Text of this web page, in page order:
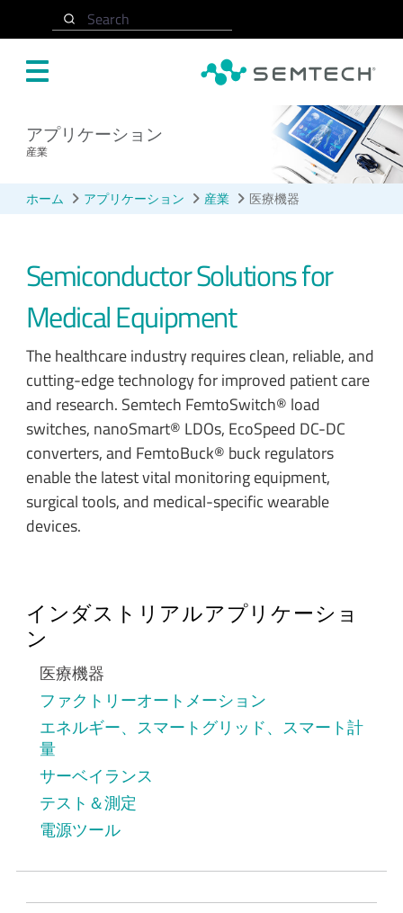
Search
アプリケーション
産業
ホーム アプリケーション 産業 医療機器
Semiconductor Solutions for
Medical Equipment
The healthcare industry requires clean, reliable, and
cutting-edge technology for improved patient care
and research. Semtech FemtoSwitch® load
switches, nanoSmart® LDOs, EcoSpeed DC-DC
converters, and FemtoBuck® buck regulators
enable the latest vital monitoring equipment,
surgical tools, and medical-specific wearable
devices.
インダストリアルアプリケーショ
ン
医療機器
ファクトリーオートメーション
エネルギー、スマートグリッド、スマート計
量
サーベイランス
テスト＆測定
電源ツール